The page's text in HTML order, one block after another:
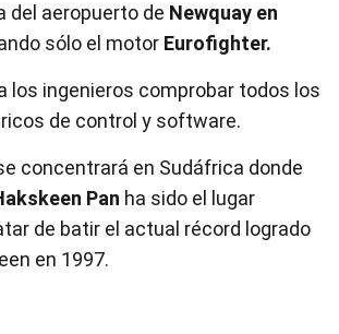
del aeropuerto de Newquay en
sólo el motor Eurofighter.
los ingenieros comprobar todos los
de control y software.
concentrará en Sudáfrica donde
Pan ha sido el lugar
de batir el actual récord logrado
en 1997.